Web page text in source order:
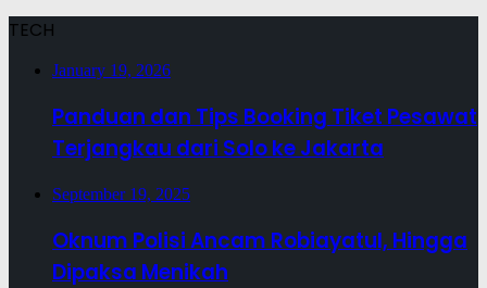
TECH
January 19, 2026
Panduan dan Tips Booking Tiket Pesawat
Terjangkau dari Solo ke Jakarta
September 19, 2025
Oknum Polisi Ancam Robiayatul, Hingga
Dipaksa Menikah